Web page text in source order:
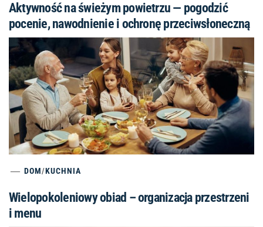
Aktywność na świeżym powietrzu — pogodzić
pocenie, nawodnienie i ochronę przeciwsłoneczną
DOM/KUCHNIA
Wielopokoleniowy obiad – organizacja przestrzeni
i menu